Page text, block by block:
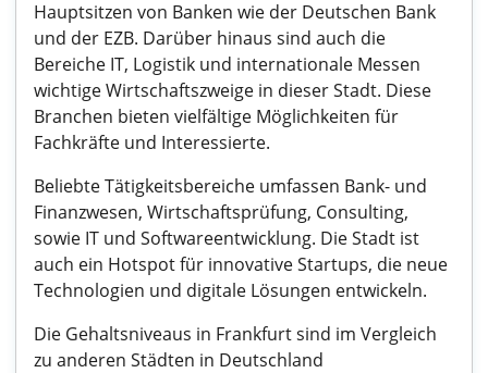
Hauptsitzen von Banken wie der Deutschen Bank
und der EZB. Darüber hinaus sind auch die
Bereiche IT, Logistik und internationale Messen
wichtige Wirtschaftszweige in dieser Stadt. Diese
Branchen bieten vielfältige Möglichkeiten für
Fachkräfte und Interessierte.
Beliebte Tätigkeitsbereiche umfassen Bank- und
Finanzwesen, Wirtschaftsprüfung, Consulting,
sowie IT und Softwareentwicklung. Die Stadt ist
auch ein Hotspot für innovative Startups, die neue
Technologien und digitale Lösungen entwickeln.
Die Gehaltsniveaus in Frankfurt sind im Vergleich
zu anderen Städten in Deutschland